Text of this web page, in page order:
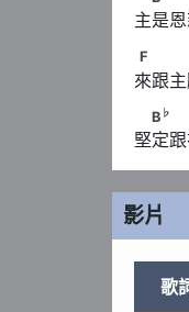
主是恩
F　　
F
來跟
B ♭
B ♭
堅定
影片
歌